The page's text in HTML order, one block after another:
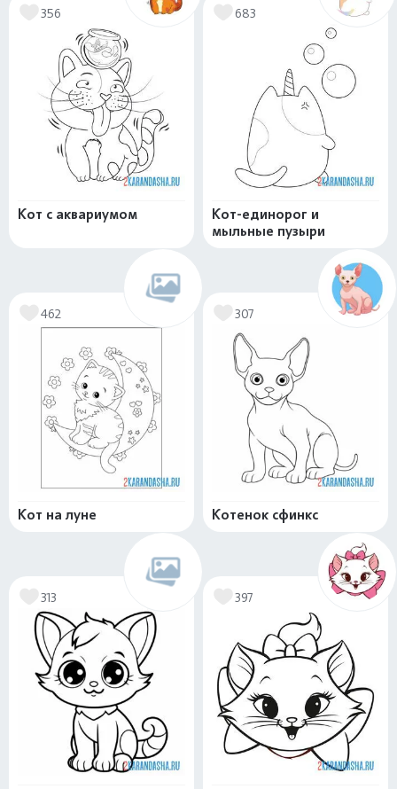
356
Кот с аквариумом
683
Кот-единорог и
мыльные пузыри
462
Кот на луне
307
Котенок сфинкс
313 397